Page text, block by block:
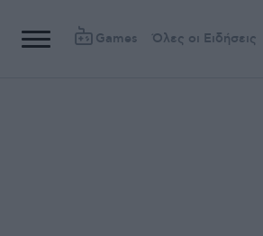
Games Όλες οι Ειδήσεις